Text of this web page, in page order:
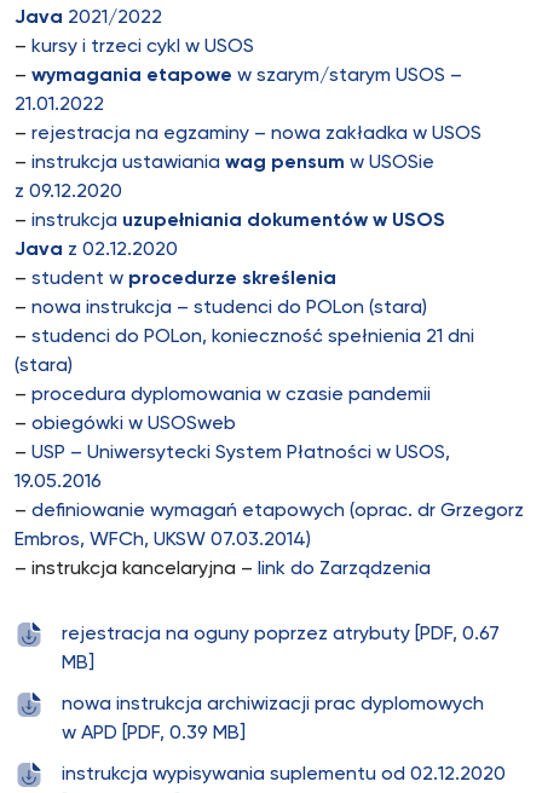
Java 2021/2022
– kursy i trzeci cykl w USOS
– wymagania etapowe w szarym/starym USOS –
21.01.2022
– rejestracja na egzaminy – nowa zakładka w USOS
– instrukcja ustawiania wag pensum w USOSie
z 09.12.2020
– instrukcja uzupełniania dokumentów w USOS
Java z 02.12.2020
– student w procedurze skreślenia
– nowa instrukcja – studenci do POLon (stara)
– studenci do POLon, konieczność spełnienia 21 dni
(stara)
– procedura dyplomowania w czasie pandemii
– obiegówki w USOSweb
– USP – Uniwersytecki System Płatności w USOS,
19.05.2016
– definiowanie wymagań etapowych (oprac. dr Grzegorz
Embros, WFCh, UKSW 07.03.2014)
– instrukcja kancelaryjna – link do Zarządzenia
rejestracja na oguny poprzez atrybuty [PDF, 0.67
MB]
nowa instrukcja archiwizacji prac dyplomowych
w APD [PDF, 0.39 MB]
instrukcja wypisywania suplementu od 02.12.2020